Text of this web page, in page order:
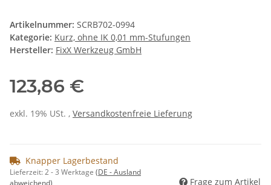
Artikelnummer: SCRB702-0994
Kategorie: Kurz, ohne IK 0,01 mm-Stufungen
Hersteller: FixX Werkzeug GmbH
123,86 €
exkl. 19% USt. , Versandkostenfreie Lieferung
Knapper Lagerbestand
Lieferzeit:2 - 3 Werktage (DE - Ausland
abweichend)
Frage zum Artikel